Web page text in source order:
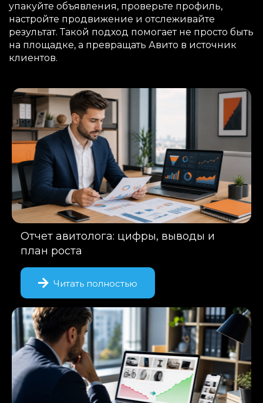
упакуйте объявления, проверьте профиль,
настройте продвижение и отслеживайте
результат. Такой подход помогает не просто быть
на площадке, а превращать Авито в источник
клиентов.
Отчет авитолога: цифры, выводы и
план роста
Читать полностью